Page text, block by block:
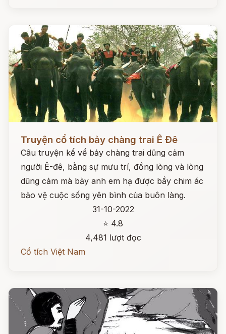
Truyện cổ tích bảy chàng trai Ê Đê
Câu truyện kể vể bảy chàng trai dũng cảm
người Ê-đê, bằng sự mưu trí, đồng lòng và lòng
dũng cảm mà bảy anh em hạ được bầy chim ác
bảo vệ cuộc sống yên bình của buôn làng.
31-10-2022
⭐ 4.8
4,481 lượt đọc
Cổ tích Việt Nam